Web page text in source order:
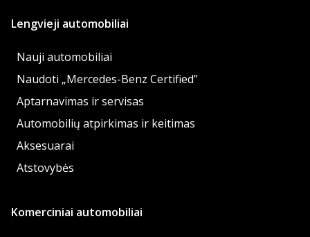
Lengvieji automobiliai
Nauji automobiliai
Naudoti „Mercedes-Benz Certified”
Aptarnavimas ir servisas
Automobilių atpirkimas ir keitimas
Aksesuarai
Atstovybės
Komerciniai automobiliai